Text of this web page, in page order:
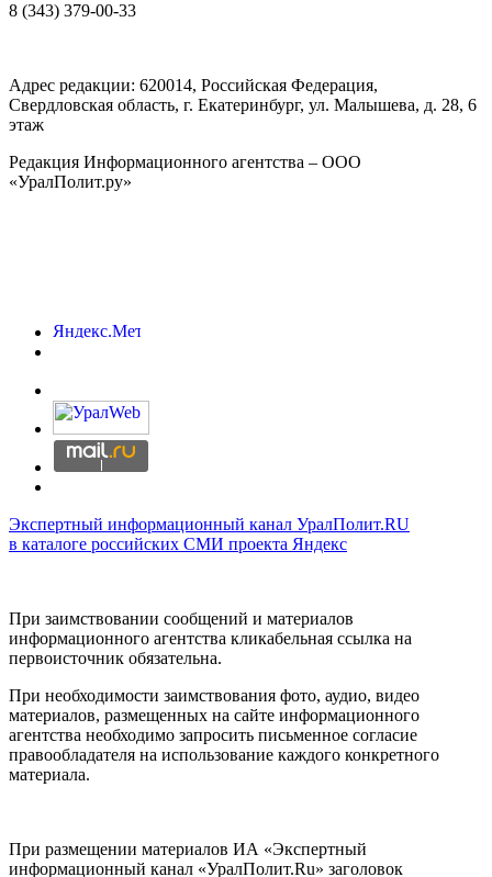
8 (343) 379-00-33
Адрес редакции: 620014, Российская Федерация,
Свердловская область, г. Екатеринбург, ул. Малышева, д. 28, 6
этаж
Редакция Информационного агентства – ООО
«УралПолит.ру»
Экспертный информационный канал УралПолит.RU
в каталоге российских СМИ проекта Яндекс
При заимствовании сообщений и материалов
информационного агентства кликабельная ссылка на
первоисточник обязательна.
При необходимости заимствования фото, аудио, видео
материалов, размещенных на сайте информационного
агентства необходимо запросить письменное согласие
правообладателя на использование каждого конкретного
материала.
При размещении материалов ИА «Экспертный
информационный канал «УралПолит.Ru» заголовок